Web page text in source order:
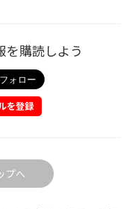
を購読しよう
プへ